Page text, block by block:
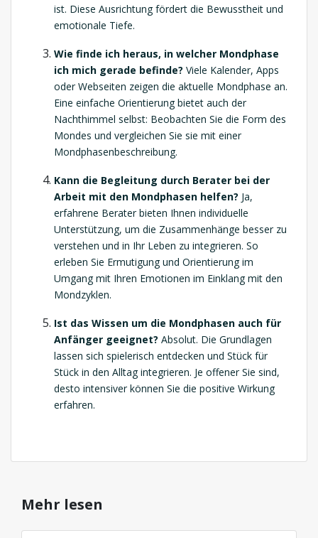
ist. Diese Ausrichtung fördert die Bewusstheit und
emotionale Tiefe.
Wie finde ich heraus, in welcher Mondphase
ich mich gerade befinde? Viele Kalender, Apps
oder Webseiten zeigen die aktuelle Mondphase an.
Eine einfache Orientierung bietet auch der
Nachthimmel selbst: Beobachten Sie die Form des
Mondes und vergleichen Sie sie mit einer
Mondphasenbeschreibung.
Kann die Begleitung durch Berater bei der
Arbeit mit den Mondphasen helfen? Ja,
erfahrene Berater bieten Ihnen individuelle
Unterstützung, um die Zusammenhänge besser zu
verstehen und in Ihr Leben zu integrieren. So
erleben Sie Ermutigung und Orientierung im
Umgang mit Ihren Emotionen im Einklang mit den
Mondzyklen.
Ist das Wissen um die Mondphasen auch für
Anfänger geeignet? Absolut. Die Grundlagen
lassen sich spielerisch entdecken und Stück für
Stück in den Alltag integrieren. Je offener Sie sind,
desto intensiver können Sie die positive Wirkung
erfahren.
Mehr lesen